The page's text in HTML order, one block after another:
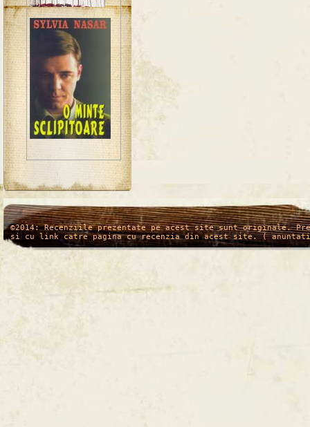
/* */
©2014: Recenziile prezentate pe acest site sunt originale.
si cu link catre pagina cu recenzia din acest site. (